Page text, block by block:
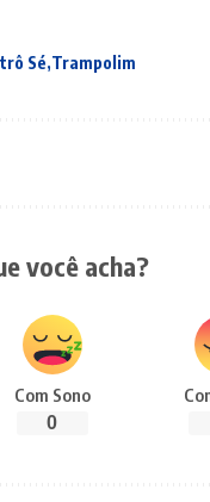
Sé Trampolim
você acha?
Com Sono
0